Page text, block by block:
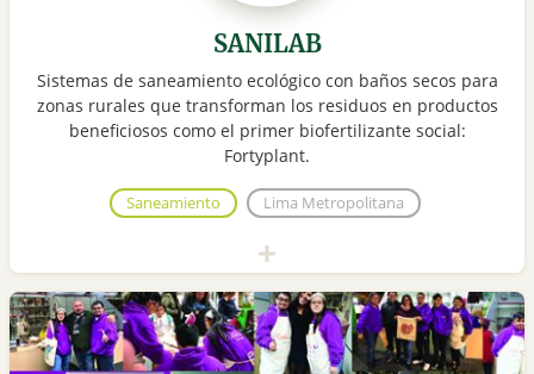
SANILAB
Sistemas de saneamiento ecológico con baños secos para
zonas rurales que transforman los residuos en productos
beneficiosos como el primer biofertilizante social:
Fortyplant.
Saneamiento Lima Metropolitana